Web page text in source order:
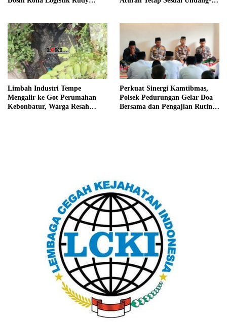
Limbah Industri Tempe
Mengalir ke Got Perumahan
Kebonbatur, Warga Resah
Perkuat Sinergi Kamtibmas,
Polsek Pedurungan Gelar Doa
Bersama dan Pengajian Rutin